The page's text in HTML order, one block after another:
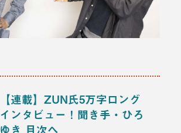
【連載】ZUN氏5万字ロング
インタビュー！聞き手・ひろ
ゆき 目次へ